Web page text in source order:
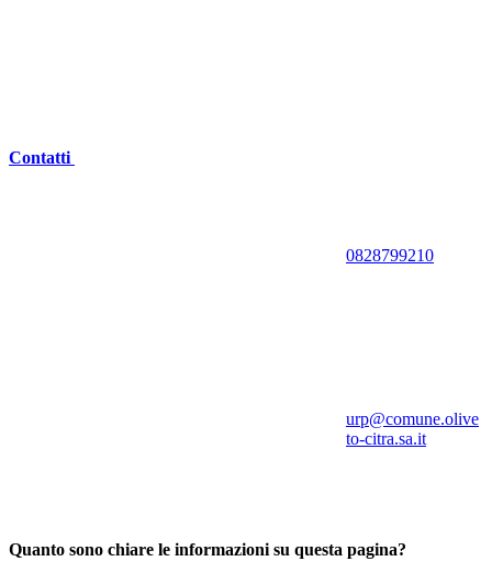
Contatti
0828799210
urp@comune.olive
to-citra.sa.it
Quanto sono chiare le informazioni su questa pagina?